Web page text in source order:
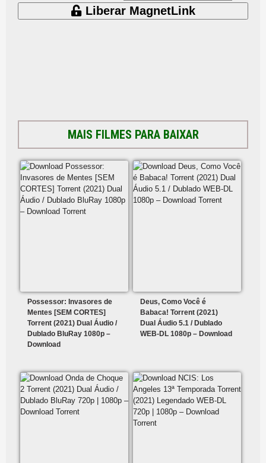
Liberar MagnetLink
MAIS FILMES PARA BAIXAR
Possessor: Invasores de
Mentes [SEM CORTES]
Torrent (2021) Dual Áudio /
Dublado BluRay 1080p –
Download
Deus, Como Você é
Babaca! Torrent (2021)
Dual Áudio 5.1 / Dublado
WEB-DL 1080p – Download